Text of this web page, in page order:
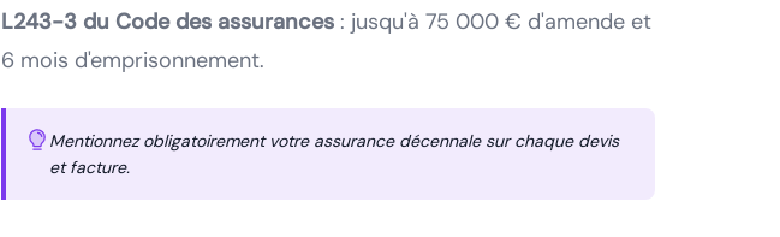
L243-3 du Code des assurances : jusqu'à 75 000 € d'amende et
6 mois d'emprisonnement.
Mentionnez obligatoirement votre assurance décennale sur chaque devis
et facture.